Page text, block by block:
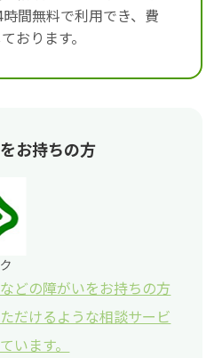
間無料で利用でき、費
おります。
お持ちの方
どの障がいをお持ちの方
だけるような相談サービ
います。